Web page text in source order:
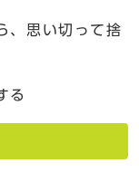
、思い切って捨
る